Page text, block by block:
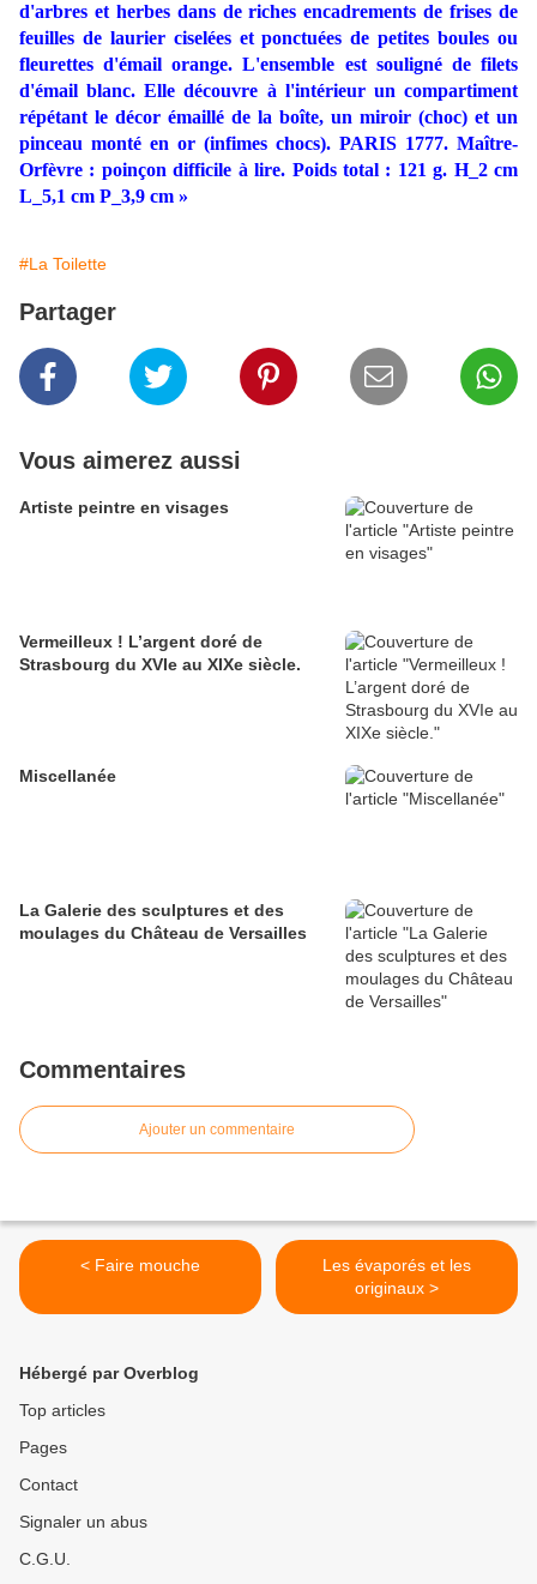
d'arbres et herbes dans de riches encadrements de frises de
feuilles de laurier ciselées et ponctuées de petites boules ou
fleurettes d'émail orange. L'ensemble est souligné de filets
d'émail blanc. Elle découvre à l'intérieur un compartiment
répétant le décor émaillé de la boîte, un miroir (choc) et un
pinceau monté en or (infimes chocs). PARIS 1777. Maître-
Orfèvre : poinçon difficile à lire. Poids total : 121 g. H_2 cm
L_5,1 cm P_3,9 cm »
#La Toilette
Partager
Vous aimerez aussi
Artiste peintre en visages
Vermeilleux ! L’argent doré de
Strasbourg du XVIe au XIXe siècle.
Miscellanée
La Galerie des sculptures et des
moulages du Château de Versailles
Commentaires
Ajouter un commentaire
< Faire mouche
Les évaporés et les
originaux >
Hébergé par Overblog
Top articles
Pages
Contact
Signaler un abus
C.G.U.